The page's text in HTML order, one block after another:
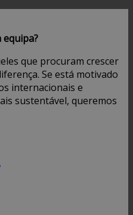
que procuram crescer
Se está motivado
internacionais e
sustentável, queremos